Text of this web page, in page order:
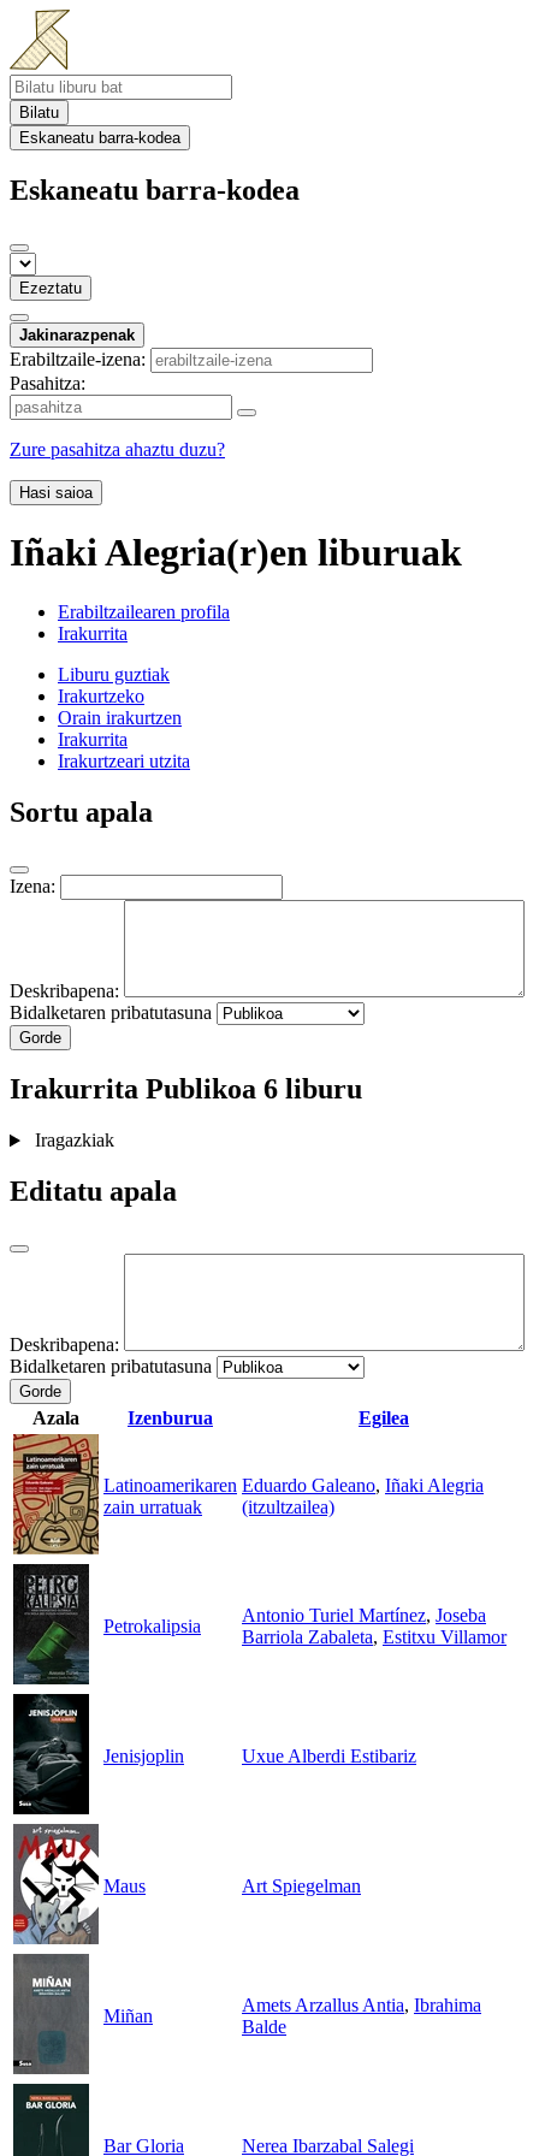
Bilatu
Eskaneatu barra-kodea
Eskaneatu barra-kodea
Ezeztatu
Jakinarazpenak
Erabiltzaile-izena:
Pasahitza:
Zure pasahitza ahaztu duzu?
Hasi saioa
Iñaki Alegria(r)en liburuak
Erabiltzailearen profila
Irakurrita
Liburu guztiak
Irakurtzeko
Orain irakurtzen
Irakurrita
Irakurtzeari utzita
Sortu apala
Izena:
Deskribapena:
Bidalketaren pribatutasuna
Gorde
Irakurrita Publikoa 6 liburu
Iragazkiak
Editatu apala
Deskribapena:
Bidalketaren pribatutasuna
Gorde
Azala Izenburua Egilea
Latinoamerikaren
zain urratuak
Eduardo Galeano, Iñaki Alegria
(itzultzailea)
Petrokalipsia
Antonio Turiel Martínez, Joseba
Barriola Zabaleta, Estitxu Villamor
Jenisjoplin Uxue Alberdi Estibariz
Maus Art Spiegelman
Miñan
Amets Arzallus Antia, Ibrahima
Balde
Bar Gloria Nerea Ibarzabal Salegi